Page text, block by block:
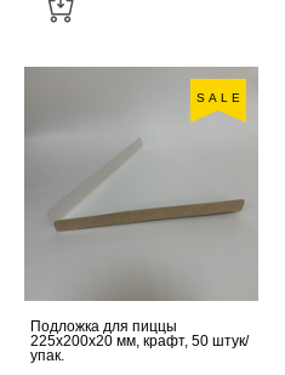
SALE
Подложка для пиццы
225x200x20 мм, крафт, 50 штук/
упак.